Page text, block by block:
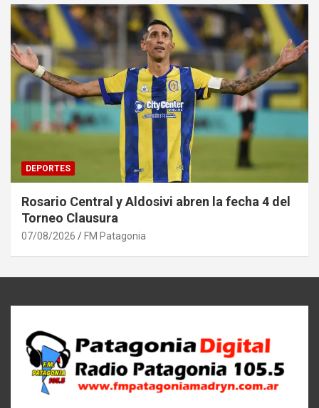
DEPORTES
Rosario Central y Aldosivi abren la fecha 4 del
Torneo Clausura
07/08/2026 FM Patagonia